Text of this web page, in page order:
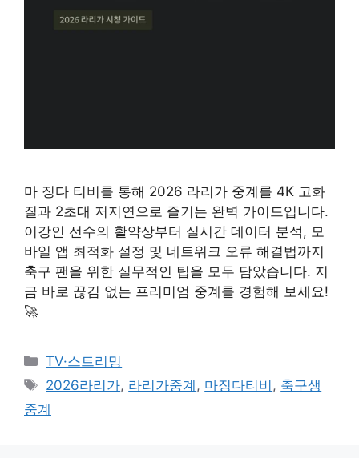
마 징다 티비를 통해 2026 라리가 중계를 4K 고화
질과 2초대 저지연으로 즐기는 완벽 가이드입니다.
이강인 선수의 활약상부터 실시간 데이터 분석, 모
바일 앱 최적화 설정 및 네트워크 오류 해결법까지
축구 팬을 위한 실무적인 팁을 모두 담았습니다. 지
금 바로 끊김 없는 프리미엄 중계를 경험해 보세요!
🚀
카
테
리
TV·스트리밍
태
그
2026라리가, 라리가중계 , 마징다티비 , 축구생
중계